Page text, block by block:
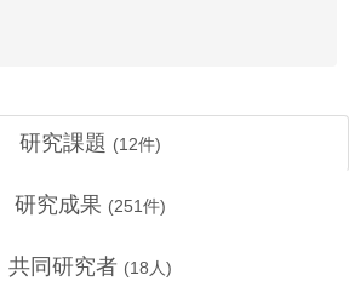
研究課題 (12件)
研究成果 (251件)
共同研究者 (18 人)